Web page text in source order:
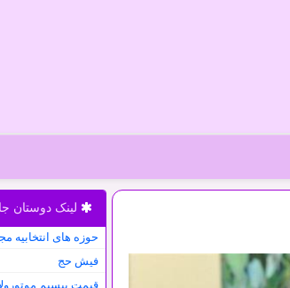
لینک دوستان
حوزه های انتخابیه
فیش حج
قیمت بیسیم